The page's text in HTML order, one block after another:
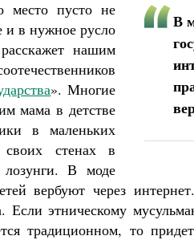
В
место пусто не
и в нужное русло
нашим
». Многие
мама в детстве
в маленьких
стенах в
лозунги. В моде
вербуют через
Если этническому
традиционном, то